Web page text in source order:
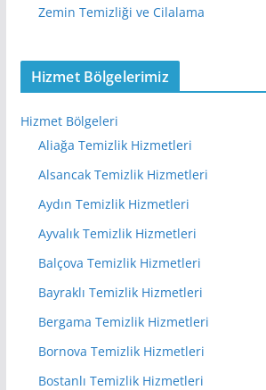
Zemin Temizliği ve Cilalama
Hizmet Bölgelerimiz
Hizmet Bölgeleri
Aliağa Temizlik Hizmetleri
Alsancak Temizlik Hizmetleri
Aydın Temizlik Hizmetleri
Ayvalık Temizlik Hizmetleri
Balçova Temizlik Hizmetleri
Bayraklı Temizlik Hizmetleri
Bergama Temizlik Hizmetleri
Bornova Temizlik Hizmetleri
Bostanlı Temizlik Hizmetleri